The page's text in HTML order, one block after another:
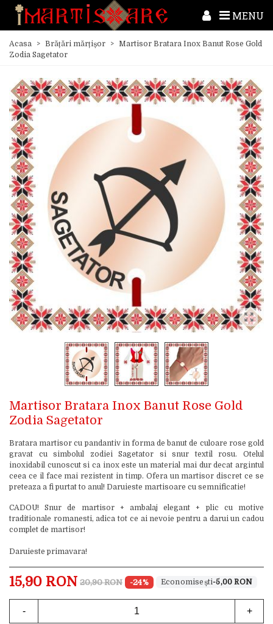
MENU
Acasa > Brățări mărțișor > Martisor Bratara Inox Banut Rose Gold
Zodia Sagetator
Martisor Bratara Inox Banut Rose Gold
Zodia Sagetator
Bratara martisor cu pandantiv in forma de banut de culoare rose gold
gravat cu simbolul zodiei Sagetator si snur textil rosu. Otelul
inoxidabil cunoscut si ca inox este un material mai dur decat argintul
ceea ce il face mai rezistent in timp. Ofera un martisor discret ce se
preteaza a fi purtat to anul! Daruieste martisoare cu semnificatie!
CADOU! Snur de martisor + ambalaj elegant + plic cu motive
traditionale romanesti, adica tot ce ai nevoie pentru a darui un cadou
complet de martisor!
Daruieste primavara!
15,90 RON 20,90 RON -24% -5,00 RON
- +